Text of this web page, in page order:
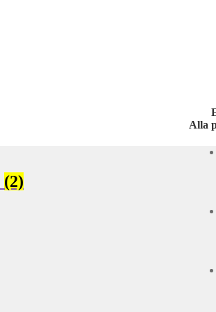
Alla
(2)